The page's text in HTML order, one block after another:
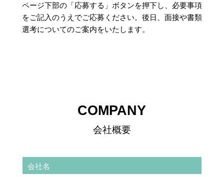
ページ下部の「応募する」ボタンを押下し、必要事項
をご記入のうえでご応募ください。後日、面接や書類
選考についてのご案内をいたします。
COMPANY
会社概要
会社名